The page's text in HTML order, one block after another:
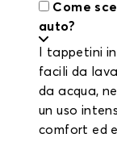
Come
auto?
I tappetini
facili da
da acqua,
un uso
comfort ed